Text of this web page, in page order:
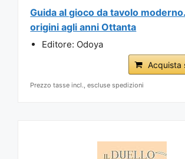
Guida al gioco da tavolo
origini agli anni Ottanta
Editore: Odoya
Acquista
Prezzo tasse incl., escluse spedizioni